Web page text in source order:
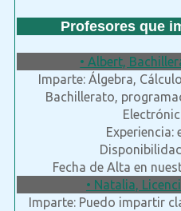
Profesores que
• Albert,
Imparte: Álgebra,
Bachillerato,
Experiencia:
Fecha de Alta en
• Natalia,
Imparte: Puedo impartir